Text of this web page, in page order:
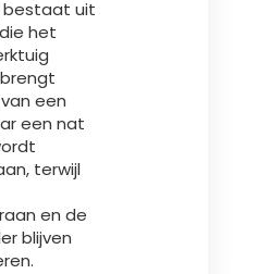
bestaat uit
het
een
een nat
terwijl
en de
blijven